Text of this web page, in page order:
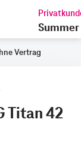
Cart
Summer
Vertrag
Titan 42